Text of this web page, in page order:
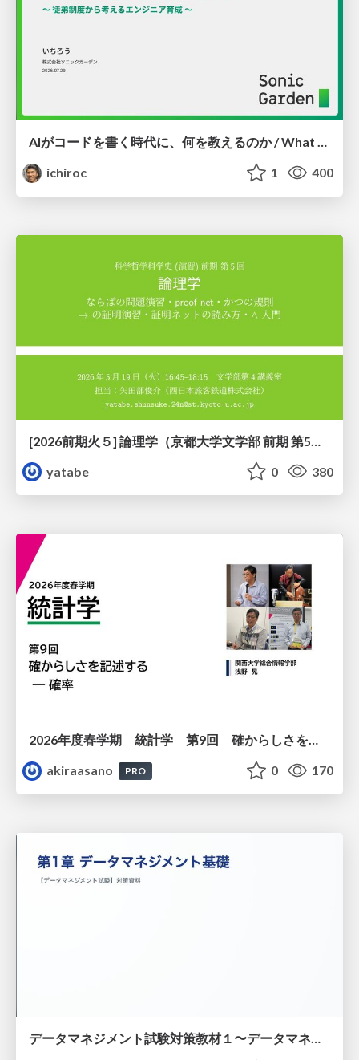
AIがコードを書く時代に、何を教えるのか / What Should We Teach in the Age of AI-Generated Code?
ichiroc
1 400
yatabe
0 380
2026年度春学期 統計学 第9回 確からしさを記述する ー 確率 (2026. 5. 28)
akiraasano
PRO 0 170
データマネジメント試験対策教材１〜データマネジメント基礎〜